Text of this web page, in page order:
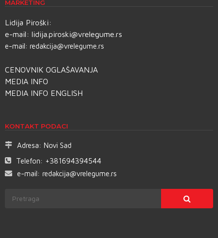
MARKETING
Lidija Piroški:
e-mail: lidija.piroski@vrelegume.rs
e-mail: redakcija@vrelegume.rs
CENOVNIK OGLAŠAVANJA
MEDIA INFO
MEDIA INFO ENGLISH
KONTAKT PODACI
Adresa: Novi Sad
Telefon: +381694394544
e-mail: redakcija@vrelegume.rs